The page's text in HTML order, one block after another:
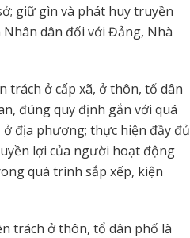
giữ gìn và phát huy truyền
dân đối với Đảng, Nhà
trách ở cấp xã, ở thôn, tổ dân
đúng quy định gắn với quá
địa phương; thực hiện đầy đủ
lợi của người hoạt động
quá trình sắp xếp, kiện
trách ở thôn, tổ dân phố là